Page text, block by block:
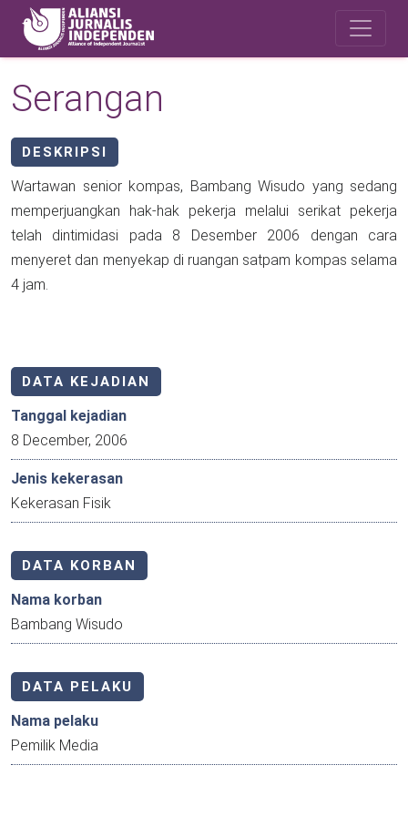
Skip to main content
Serangan
DESKRIPSI
Wartawan senior kompas, Bambang Wisudo yang sedang
memperjuangkan hak-hak pekerja melalui serikat pekerja
telah dintimidasi pada 8 Desember 2006 dengan cara
menyeret dan menyekap di ruangan satpam kompas selama
4 jam.
DATA KEJADIAN
Tanggal kejadian
8 December, 2006
Jenis kekerasan
Kekerasan Fisik
DATA KORBAN
Nama korban
Bambang Wisudo
DATA PELAKU
Nama pelaku
Pemilik Media